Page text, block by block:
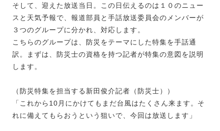
そして、迎えた放送当日。この日伝えるのは１０のニュー
スと天気予報で、報道部員と手話放送委員会のメンバーが
３つのグループに分かれ、対応します。
こちらのグループは、防災をテーマにした特集を手話通
訳。まずは、防災士の資格を持つ記者が特集の意図を説明
します。
（防災特集を担当する新田俊介記者（防災士））
「これから10月にかけてもまだ台風はたくさん来ます。そ
れに備えてもらおうという狙いで、今回は放送します」